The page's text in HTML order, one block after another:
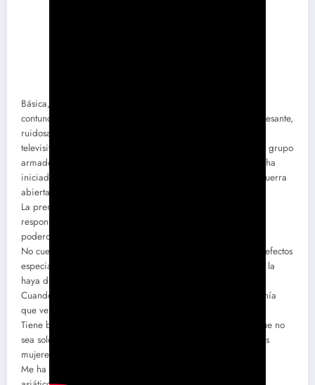
Básica, sencilla, floja, limitada, directa, violenta, explosiva,
contundente, discreta, chapucera, incómoda, divertida, interesante,
ruidosa y contundente producción de acción de claro corte
televisivo en la que las autoridades deciden hacer uso de un grupo
armado especial para hacer frente a la batalla que la mafia ha
iniciado al eliminar a diversos policías, dando paso a una guerra
abierta de ajustes de cuentas.
La premisa inicial es básica y sencilla, permitiendo a los
responsables de la película ofrecer una trama de acción con
poderosas y ruidosas secuencias de acción.
No cuenta con grandes interpretaciones y tampoco grandes efectos
especiales, pero tiene ese toque desenfadado que hace que la
haya disfrutado y pueda recomendarla.
Cuando supe de la existencia de esta película, pensé que tenía
que verla fuera como fuera y no me arrepiento para nada.
Tiene buenas secuencias de combate y deja espacio para que no
sea solo una batalla de hombres, dejando protagonismo a las
mujeres.
Me ha resultado una agradable sorpresa del cine de acción